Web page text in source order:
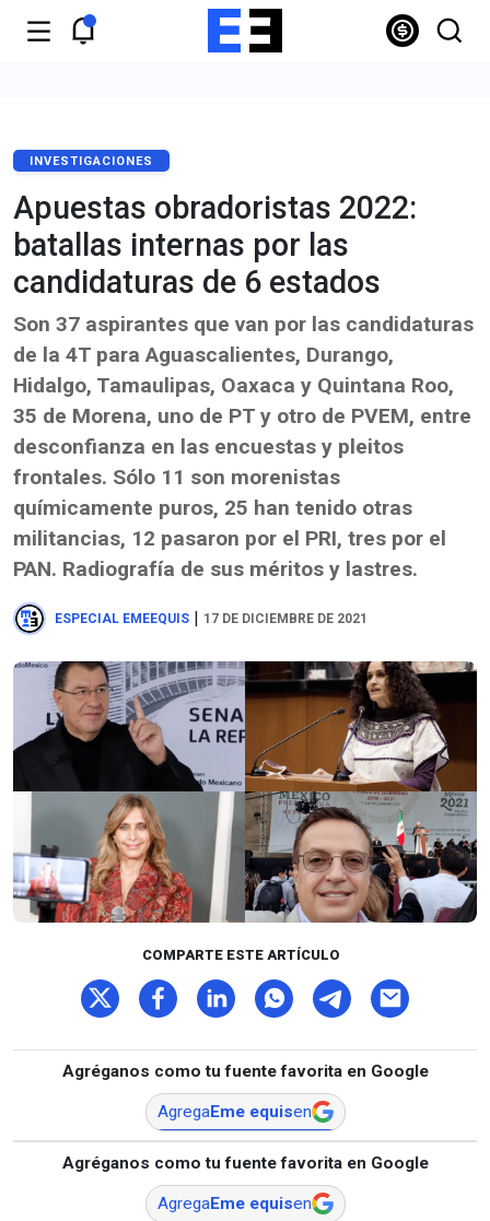
INVESTIGACIONES
Apuestas obradoristas 2022:
batallas internas por las
candidaturas de 6 estados
Son 37 aspirantes que van por las candidaturas
de la 4T para Aguascalientes, Durango,
Hidalgo, Tamaulipas, Oaxaca y Quintana Roo,
35 de Morena, uno de PT y otro de PVEM, entre
desconfianza en las encuestas y pleitos
frontales. Sólo 11 son morenistas
químicamente puros, 25 han tenido otras
militancias, 12 pasaron por el PRI, tres por el
PAN. Radiografía de sus méritos y lastres.
ESPECIAL EMEEQUIS | 17 DE DICIEMBRE DE 2021
COMPARTE ESTE ARTÍCULO
Agréganos como tu fuente favorita en Google
AgregaEme equisen
Agréganos como tu fuente favorita en Google
AgregaEme equisen